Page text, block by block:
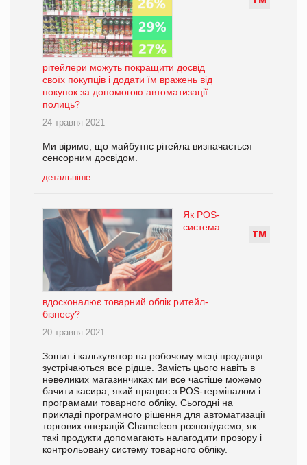
рітейлери можуть покращити досвід
своїх покупців і додати їм вражень від
покупок за допомогою автоматизації
полиць?
24 травня 2021
Ми віримо, що майбутнє рітейла визначається
сенсорним досвідом.
детальніше
ТМ
Як POS-
система
вдосконалює товарний облік ритейл-
бізнесу?
20 травня 2021
Зошит і калькулятор на робочому місці продавця
зустрічаються все рідше. Замість цього навіть в
невеликих магазинчиках ми все частіше можемо
бачити касира, який працює з POS-терміналом і
програмами товарного обліку. Сьогодні на
прикладі програмного рішення для автоматизації
торгових операцій Chameleon розповідаємо, як
такі продукти допомагають налагодити прозору і
контрольовану систему товарного обліку.